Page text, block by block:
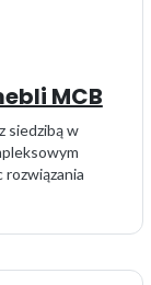
MCB
siedzibą w